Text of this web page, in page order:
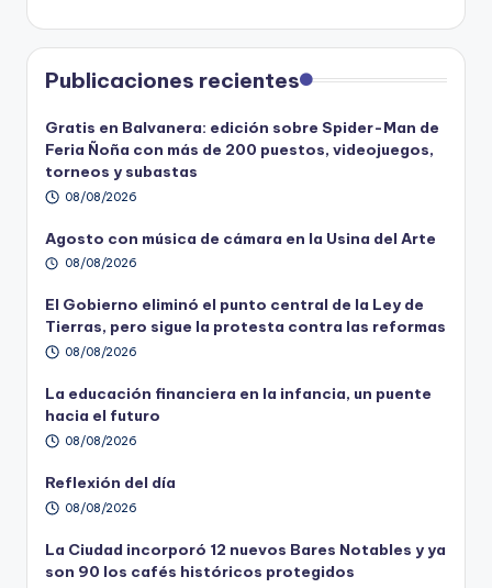
Publicaciones recientes
Gratis en Balvanera: edición sobre Spider-Man de
Feria Ñoña con más de 200 puestos, videojuegos,
torneos y subastas
08/08/2026
Agosto con música de cámara en la Usina del Arte
08/08/2026
El Gobierno eliminó el punto central de la Ley de
Tierras, pero sigue la protesta contra las reformas
08/08/2026
La educación financiera en la infancia, un puente
hacia el futuro
08/08/2026
Reflexión del día
08/08/2026
La Ciudad incorporó 12 nuevos Bares Notables y ya
son 90 los cafés históricos protegidos